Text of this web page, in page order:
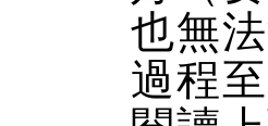
也無
過程